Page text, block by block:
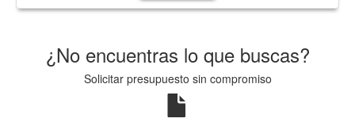
¿No encuentras lo que buscas?
Solicitar presupuesto sin compromiso